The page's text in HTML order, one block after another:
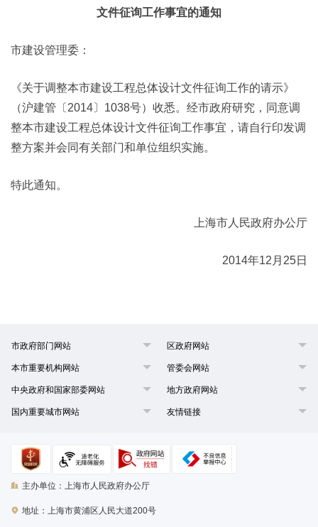
文件征询工作事宜的通知
市建设管理委：
《关于调整本市建设工程总体设计文件征询工作的请示》
（沪建管〔2014〕1038号）收悉。经市政府研究，同意调
整本市建设工程总体设计文件征询工作事宜，请自行印发调
整方案并会同有关部门和单位组织实施。
特此通知。
上海市人民政府办公厅
2014年12月25日
市政府部门网站 区政府网站
本市重要机构网站 管委会网站
中央政府和国家部委网站 地方政府网站
国内重要城市网站 友情链接
主办单位：上海市人民政府办公厅
地址：上海市黄浦区人民大道200号